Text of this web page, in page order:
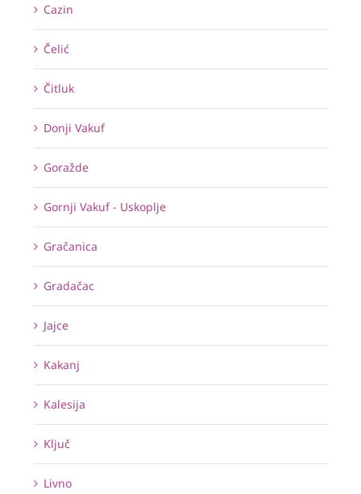
Cazin
Čelić
Čitluk
Donji Vakuf
Goražde
Gornji Vakuf - Uskoplje
Gračanica
Gradačac
Jajce
Kakanj
Kalesija
Ključ
Livno